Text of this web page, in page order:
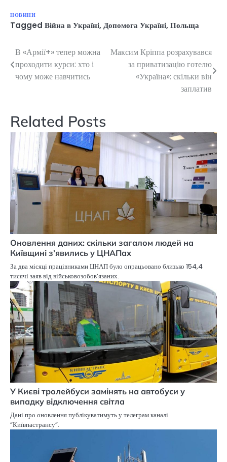
НОВИНИ
Tagged Війна в Україні, Допомога Україні, Польща
Навігація
записів
В «Армії+» тепер можна
проходити курси: хто і
чому може навчитись
Максим Кріппа розрахувався
за приватизацію готелю
«Україна»: скільки він
заплатив
Related Posts
Оновлення даних: скільки загалом людей на
Київщині з’явились у ЦНАПах
За два місяці працівниками ЦНАП було опрацьовано близько 154,4
тисячі заяв від військовозобов’язаних.
У Києві тролейбуси замінять на автобуси у
випадку відключення світла
Дані про оновлення публікуватимуть у телеграм каналі
“Київпастрансу”.